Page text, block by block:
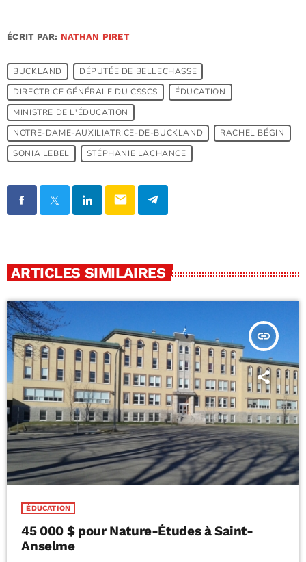
ÉCRIT PAR: NATHAN PIRET
BUCKLAND
DÉPUTÉE DE BELLECHASSE
DIRECTRICE GÉNÉRALE DU CSSCS
ÉDUCATION
MINISTRE DE L'ÉDUCATION
NOTRE-DAME-AUXILIATRICE-DE-BUCKLAND
RACHEL BÉGIN
SONIA LEBEL
STÉPHANIE LACHANCE
email
ARTICLES SIMILAIRES
insert_link
ÉDUCATION
45 000 $ pour Nature-Études à Saint-
Anselme